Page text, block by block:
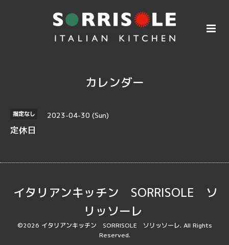
カレンダー
指定なし 2023-04-30 (Sun)
定休日
イタリアンキッチン SORRISOLE ソ
リッソーレ
©2026 イタリアンキッチン SORRISOLE ソリッソーレ. All Rights
Reserved.